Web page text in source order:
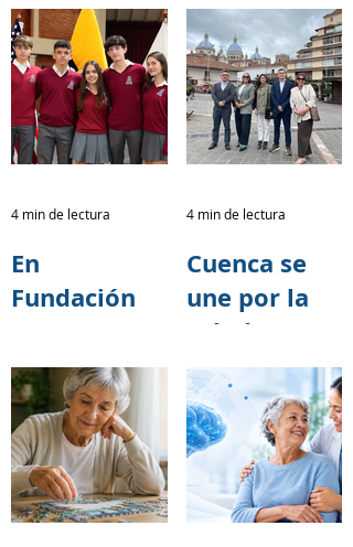
En
Fundación
creemos que
cada acto de
solidaridad
tiene el
poder de
4 min de lectura
Cuenca se
une por la
salud
cerebral:
Fundación
TASE
fortalece
alianzas
4 min de lectura